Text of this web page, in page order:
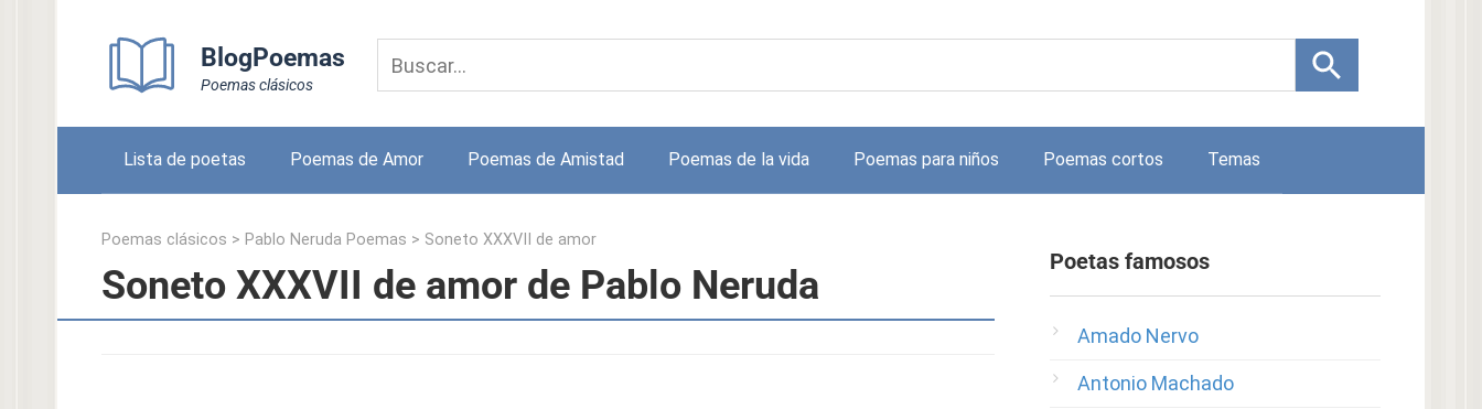
BlogPoemas
Poemas clásicos
Lista de poetas Poemas de Amor Poemas de Amistad Poemas de la vida Poemas para niños Poemas cortos Temas
Poemas clásicos > Pablo Neruda Poemas > Soneto XXXVII de amor
Soneto XXXVII de amor de Pablo Neruda
Poetas famosos
Amado Nervo
Antonio Machado